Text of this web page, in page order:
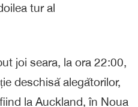
tur al
joi seara, la ora 22:00,
deschisă alegătorilor,
la Auckland, în Noua